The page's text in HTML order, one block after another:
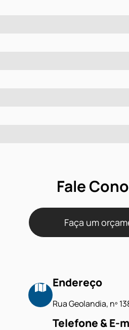
Fale
Faça um
Endereço
Rua Geolandia, nº
Telefone & E-